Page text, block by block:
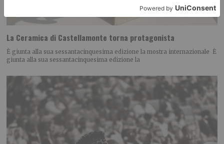
La Ceramica di Castellamonte torna protagonista
È giunta alla sua sessantacinquesima edizione la mostra internazionale È
giunta alla sua sessantacinquesima edizione la